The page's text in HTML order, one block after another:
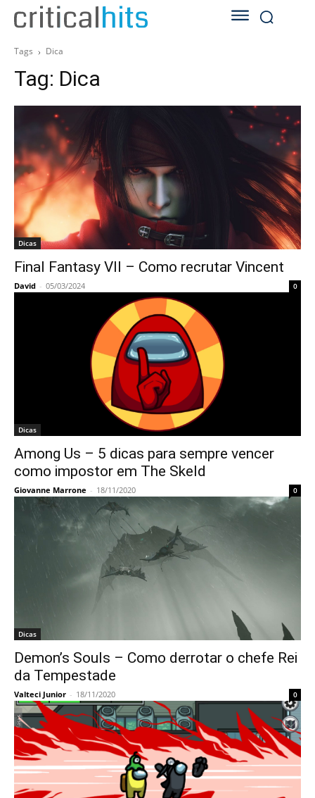
Tags Dica
Tag: Dica
Dicas
Final Fantasy VII – Como recrutar Vincent
David - 05/03/2024 0
Dicas
Among Us – 5 dicas para sempre vencer
como impostor em The Skeld
Giovanne Marrone - 18/11/2020 0
Dicas
Demon’s Souls – Como derrotar o chefe Rei
da Tempestade
Valteci Junior - 18/11/2020 0